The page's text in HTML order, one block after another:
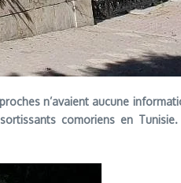
n’avaient aucune
comoriens en Tunisie.